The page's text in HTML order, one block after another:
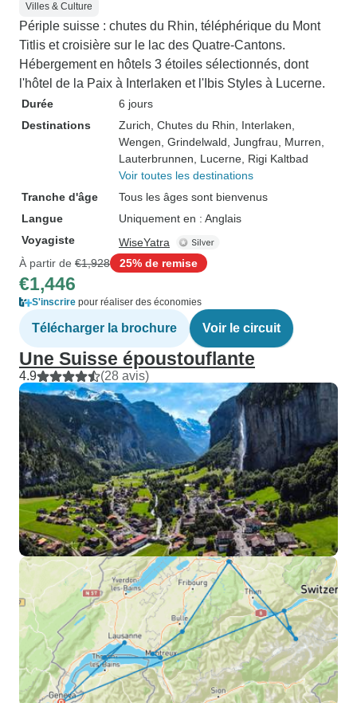
Villes & Culture
Périple suisse : chutes du Rhin, téléphérique du Mont
Titlis et croisière sur le lac des Quatre-Cantons.
Hébergement en hôtels 3 étoiles sélectionnés, dont
l'hôtel de la Paix à Interlaken et l'Ibis Styles à Lucerne.
Durée
6 jours
Destinations
Zurich , Chutes du Rhin , Interlaken
Wengen , Grindelwald , Jungfrau , Murren
Lauterbrunnen , Lucerne , Rigi Kaltbad
Voir toutes les destinations
Tranche d'âge
Tous les âges sont bienvenus
Langue
Uniquement en : Anglais
Voyagiste
WiseYatra
À partir de €1,928 25% de remise
€1,446
S'inscrire pour réaliser des économies
Télécharger la brochure Voir le circuit
Une Suisse époustouflante
4.9 (28 avis)